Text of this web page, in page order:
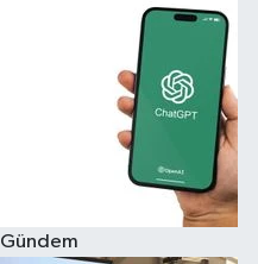
Gündem